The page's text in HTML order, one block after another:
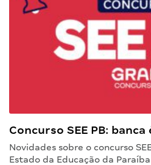
Concurso SEE PB:
Novidades sobre o concurso
Estado da Educação da Paraíba